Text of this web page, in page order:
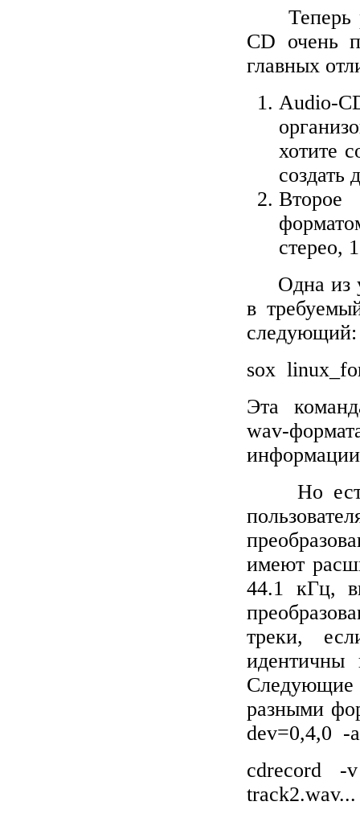
Теперь
CD очень
главных
Audio-
хотите
создать
Второе
стерео,
Одна из
в
следующий:
sox linux _
Эта
wav-
Но
имеют
44.1 кГц,
треки,
Следующие
разными
dev=0,4,0 -
cdrecord -
track2.wav...